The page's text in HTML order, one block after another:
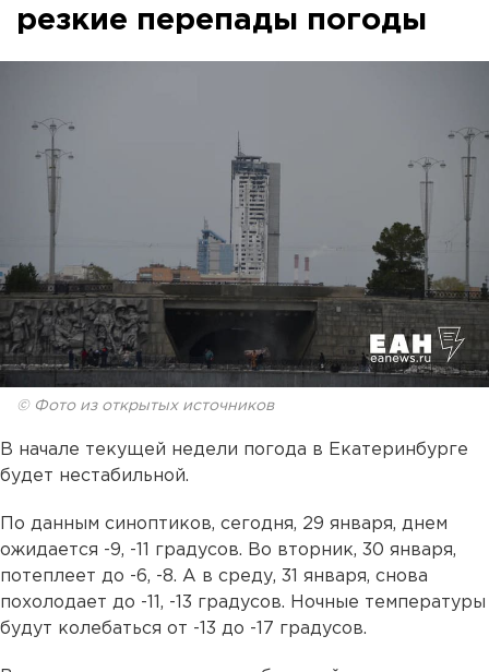
резкие перепады погоды
© Фото из открытых источников
В начале текущей недели погода в Екатеринбурге
будет нестабильной.
По данным синоптиков, сегодня, 29 января, днем
ожидается -9, -11 градусов. Во вторник, 30 января,
потеплеет до -6, -8. А в среду, 31 января, снова
похолодает до -11, -13 градусов. Ночные температуры
будут колебаться от -13 до -17 градусов.